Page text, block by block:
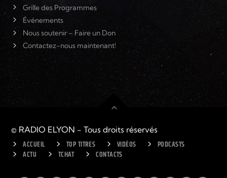
Grille des Programmes
Événements
Nous soutenir – Faire un Don
Contactez-nous maintenant!
© RADIO ELYON - Tous droits réservés
ACCUEIL TOP TITRES VIDÉOS
PODCASTS
ACTU
TCHAT CONTACTS